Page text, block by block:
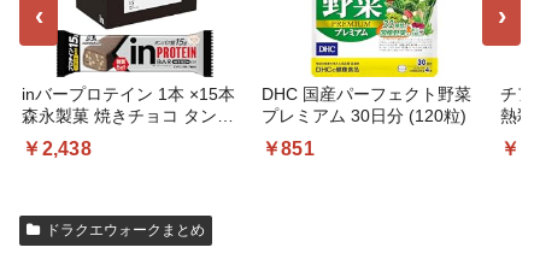
‹
inバープロテイン 1本 ×15本
森永製菓 焼きチョコ タンパ
ク質 糖質5g以下 ロカボ 国産
￥2,438
DHC 国産パーフェクト野菜
プレミアム 30日分 (120粒)
￥851
チア
熱殺
￥
›
ドラクエウォークまとめ